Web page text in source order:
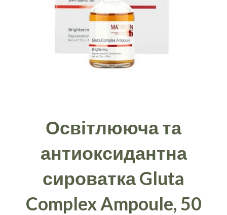
Освітлююча та
антиоксидантна
сироватка Gluta
Complex Ampoule, 50